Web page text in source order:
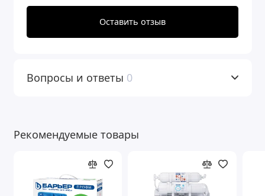
Оставить отзыв
Вопросы и ответы 0
Рекомендуемые товары